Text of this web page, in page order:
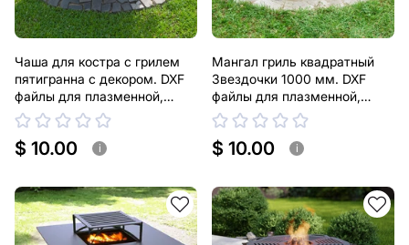
Чаша для костра с грилем
пятигранна с декором. DXF
файлы для плазменной,
лазерной резки
$ 10.00 i
Мангал гриль квадратный
Звездочки 1000 мм. DXF
файлы для плазменной,
лазерной резки
$ 10.00 i